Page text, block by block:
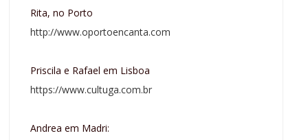
Rita, no Porto
http://www.oportoencanta.com
Priscila e Rafael em Lisboa
https://www.cultuga.com.br
Andrea em Madri: